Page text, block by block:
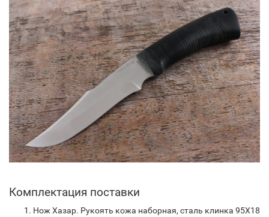
Комплектация поставки
Нож Хазар. Рукоять кожа наборная, сталь клинка 95Х18